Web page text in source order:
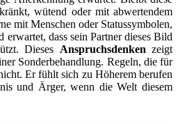
wütend oder mit abwertendem
mit Menschen oder Statussymbolen,
erwartet, dass sein Partner dieses Bild
Dieses Anspruchsdenkenzeigt
Sonderbehandlung. Regeln, die für
Er fühlt sich zu Höherem berufen
und Ärger, wenn die Welt diesem